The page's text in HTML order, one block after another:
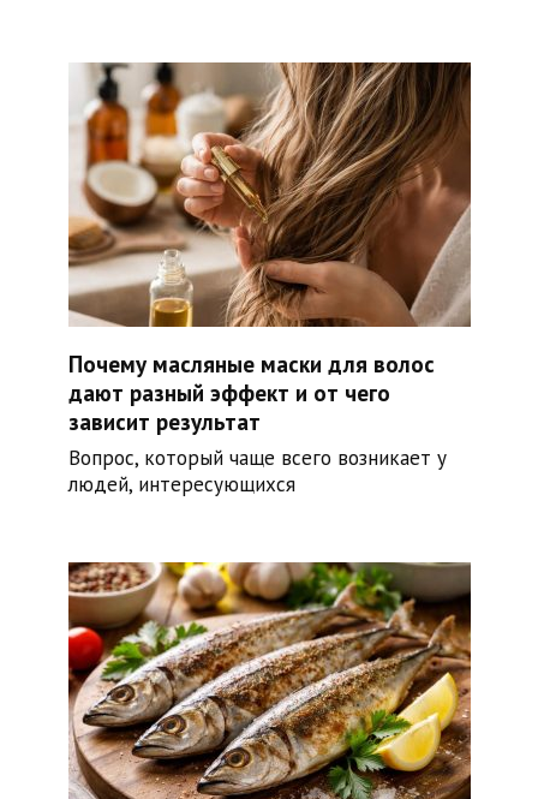
Почему масляные маски для волос
дают разный эффект и от чего
зависит результат
Вопрос, который чаще всего возникает у
людей, интересующихся